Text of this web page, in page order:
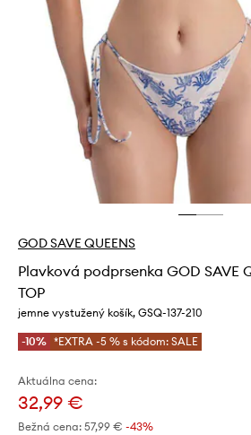
GOD SAVE QUEENS
Plavková podprsenka GOD SAVE
TOP
jemne vystužený košík, GSQ-137-210
-10% *EXTRA -5 % s kódom: SALE
Aktuálna cena:
32,99 €
Bežná cena: 57,99 € -43%